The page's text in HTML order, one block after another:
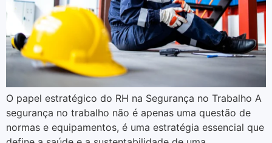
O papel estratégico do RH na Segurança no Trabalho A
segurança no trabalho não é apenas uma questão de
normas e equipamentos, é uma estratégia essencial que